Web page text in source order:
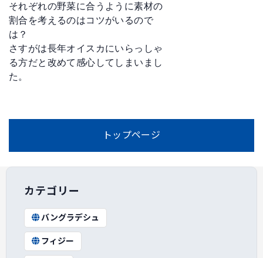
それぞれの野菜に合うように素材の
割合を考えるのはコツがいるので
は？
さすがは長年オイスカにいらっしゃ
る方だと改めて感心してしまいまし
た。
トップページ
カテゴリー
バングラデシュ
フィジー